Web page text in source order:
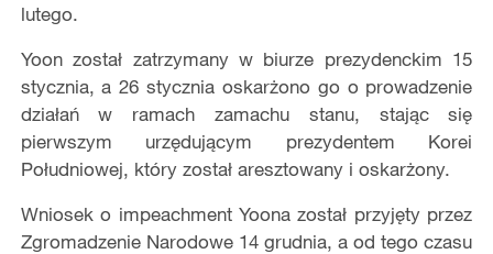
lutego.
Yoon został zatrzymany w biurze prezydenckim 15
stycznia, a 26 stycznia oskarżono go o prowadzenie
działań w ramach zamachu stanu, stając się
pierwszym urzędującym prezydentem Korei
Południowej, który został aresztowany i oskarżony.
Wniosek o impeachment Yoona został przyjęty przez
Zgromadzenie Narodowe 14 grudnia, a od tego czasu